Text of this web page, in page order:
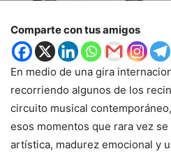
Comparte con tus amigos
En medio de una gira
recorriendo algunos de los
circuito musical contemporáneo,
esos momentos que rara vez
artística, madurez emocional y